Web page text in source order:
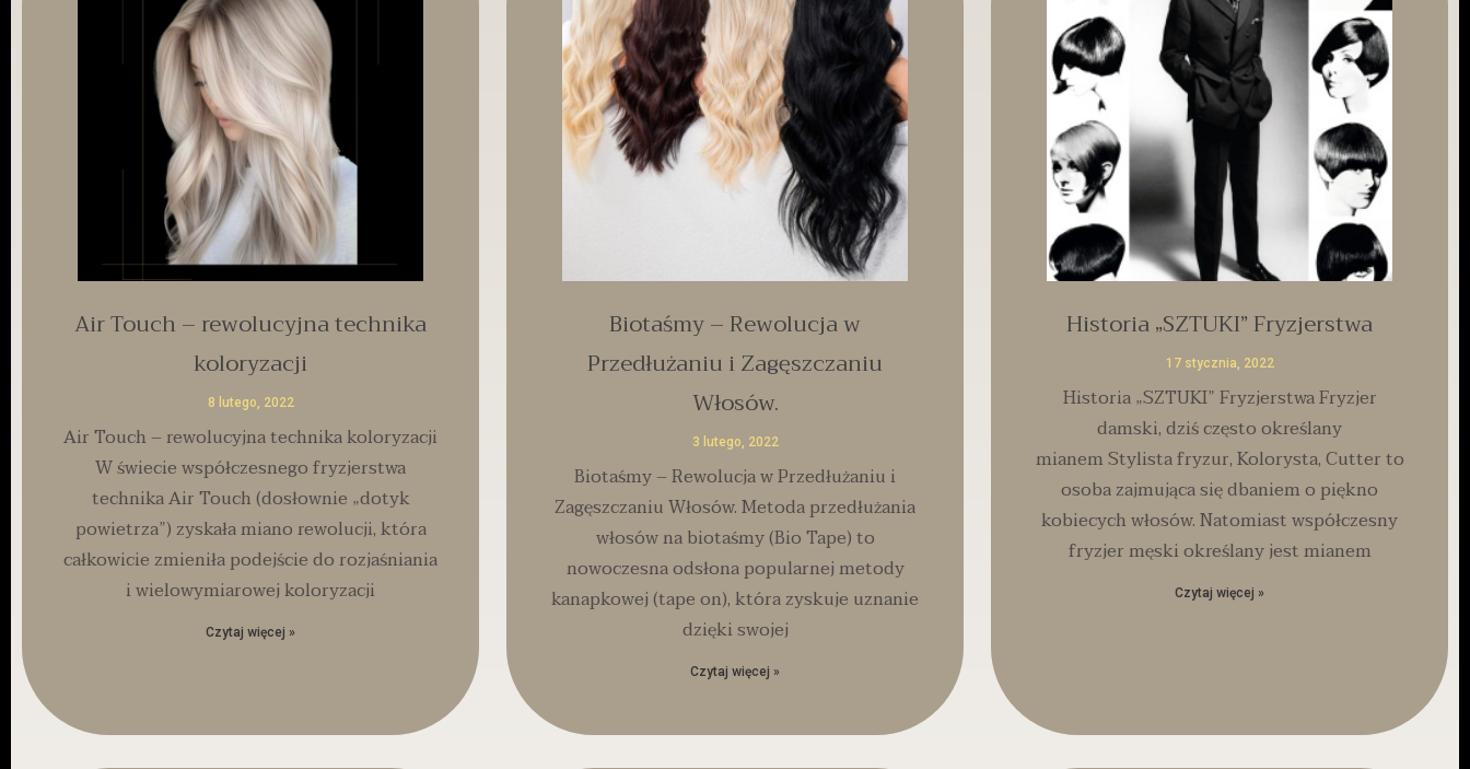
Air Touch – rewolucyjna technika
koloryzacji
8 lutego, 2022
Air Touch – rewolucyjna technika koloryzacji
W świecie współczesnego fryzjerstwa
technika Air Touch (dosłownie „dotyk
powietrza”) zyskała miano rewolucji, która
całkowicie zmieniła podejście do rozjaśniania
i wielowymiarowej koloryzacji
Czytaj więcej »
Biotaśmy – Rewolucja w
Przedłużaniu i Zagęszczaniu
Włosów.
3 lutego, 2022
Biotaśmy – Rewolucja w Przedłużaniu i
Zagęszczaniu Włosów. Metoda przedłużania
włosów na biotaśmy (Bio Tape) to
nowoczesna odsłona popularnej metody
kanapkowej (tape on), która zyskuje uznanie
dzięki swojej
Czytaj więcej »
Historia „SZTUKI” Fryzjerstwa
17 stycznia, 2022
Historia „SZTUKI” Fryzjerstwa Fryzjer
damski, dziś często określany
mianem Stylista fryzur, Kolorysta, Cutter to
osoba zajmująca się dbaniem o piękno
kobiecych włosów. Natomiast współczesny
fryzjer męski określany jest mianem
Czytaj więcej »